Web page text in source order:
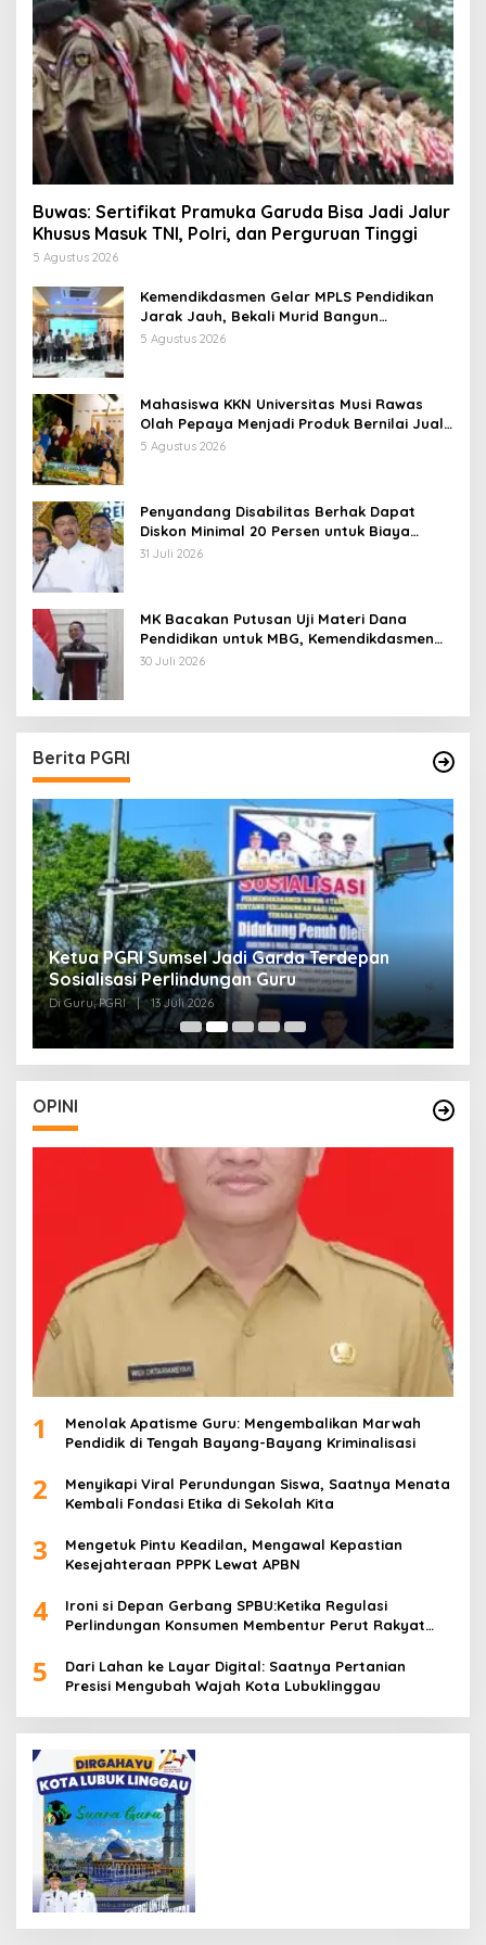
Buwas: Sertifikat Pramuka Garuda Bisa Jadi Jalur
Khusus Masuk TNI, Polri, dan Perguruan Tinggi
5 Agustus 2026
Kemendikdasmen Gelar MPLS Pendidikan
Jarak Jauh, Bekali Murid Bangun
Kemandirian Belajar
5 Agustus 2026
Mahasiswa KKN Universitas Musi Rawas
Olah Pepaya Menjadi Produk Bernilai Jual
Tinggi, Dorong UMKM Desa Air Satan
5 Agustus 2026
Penyandang Disabilitas Berhak Dapat
Diskon Minimal 20 Persen untuk Biaya
Sekolah dan Kuliah
31 Juli 2026
MK Bacakan Putusan Uji Materi Dana
Pendidikan untuk MBG, Kemendikdasmen
Tunggu Implikasi Putusan
30 Juli 2026
Berita PGRI
Ketua PGRI Sumsel Jadi Garda Terdepan
Sosialisasi Perlindungan Guru
Di Guru, PGRI | 13 Juli 2026
OPINI
1
Menolak Apatisme Guru: Mengembalikan Marwah
Pendidik di Tengah Bayang-Bayang Kriminalisasi
2
Menyikapi Viral Perundungan Siswa, Saatnya Menata
Kembali Fondasi Etika di Sekolah Kita
3
Mengetuk Pintu Keadilan, Mengawal Kepastian
Kesejahteraan PPPK Lewat APBN
4
Ironi si Depan Gerbang SPBU:Ketika Regulasi
Perlindungan Konsumen Membentur Perut Rakyat
5
Dari Lahan ke Layar Digital: Saatnya Pertanian
Presisi Mengubah Wajah Kota Lubuklinggau